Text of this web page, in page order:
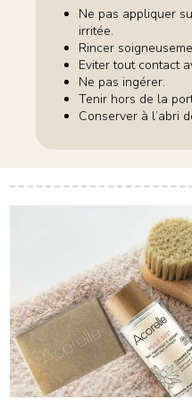
Ne pas appliquer
irritée.
Rincer
Eviter tout contact
Ne pas ingérer.
Tenir hors de la
Conserver à l’abri